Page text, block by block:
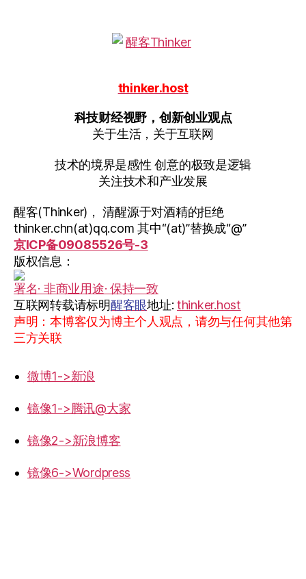
thinker.host
科技财经视野，创新创业观点
关于生活，关于互联网
技术的境界是感性 创意的极致是逻辑
关注技术和产业发展
醒客(Thinker)， 清醒源于对酒精的拒绝
thinker.chn(at)qq.com 其中“(at)”替换成“@”
京ICP备09085526号-3
版权信息：
署名· 非商业用途· 保持一致
互联网转载请标明醒客眼地址: thinker.host
声明：本博客仅为博主个人观点，请勿与任何其他第
三方关联
微博1->新浪
镜像1->腾讯@大家
镜像2->新浪博客
镜像6->Wordpress